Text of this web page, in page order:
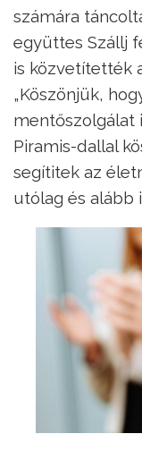
számára
együttes Szállj
is közvetítették
„Köszönjük,
mentőszolgálat
Piramis-dallal
segítitek az
utólag és alább